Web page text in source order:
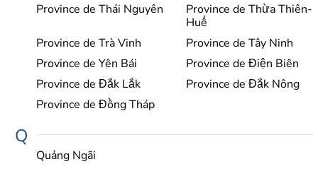
Province de Thái Nguyên
Province de Thừa Thiên-
Huế
Province de Trà Vinh
Province de Tây Ninh
Province de Yên Bái
Province de Điện Biên
Province de Đắk Lắk
Province de Đắk Nông
Province de Đồng Tháp
Q
Quảng Ngãi